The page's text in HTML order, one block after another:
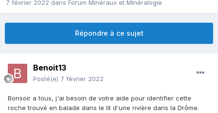
7 février 2022 dans Forum Minéraux et Minéralogie
Répondre à ce sujet
Benoit13
Posté(e) 7 février 2022
Bonsoir a tous, j'ai besoin de votre aide pour identifier cette
roche trouvé en balade dans le lit d'une rivière dans la Drôme.